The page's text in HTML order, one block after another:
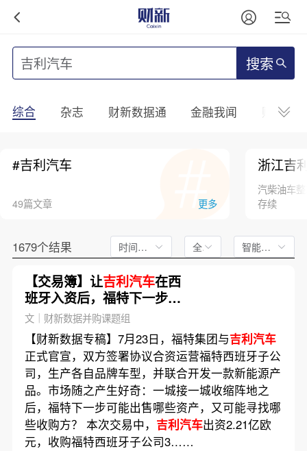
搜索
综合 杂志 财新数据通 金融我闻 财新
#吉利汽车
49篇文章 更多
浙江吉
汽柴油车
存续
1679个结果 时间不限 全文 智能排序
【交易簿】让吉利汽车在西
班牙入资后，福特下一步会
放出什么资产
文｜财新数据并购课题组
【财新数据专稿】7月23日，福特集团与吉利汽车
正式官宣，双方签署协议合资运营福特西班牙子公
司，生产各自品牌车型，并联合开发一款新能源产
品。市场随之产生好奇：一城接一城收缩阵地之
后，福特下一步可能出售哪些资产，又可能寻找哪
些收购方？ 本次交易中， 吉利汽车出资2.21亿欧
元，收购福特西班牙子公司3……